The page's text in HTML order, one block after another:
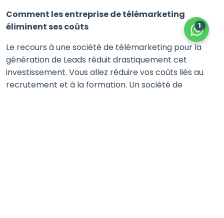
Comment les entreprise de télémarketing
éliminent ses coûts
Le recours à une société de télémarketing pour la
génération de Leads réduit drastiquement cet
investissement. Vous allez réduire vos coûts liés au
recrutement et à la formation. Un société de
1